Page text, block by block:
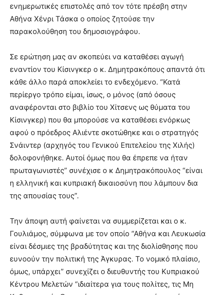
ενημερωτικές επιστολές από τον τότε πρέσβη στην
Αθήνα Χένρι Τάσκα ο οποίος ζητούσε την
παρακολούθηση του δημοσιογράφου.
Σε ερώτηση μας αν σκοπεύει να καταθέσει αγωγή
εναντίον του Κίσινγκερ ο κ. Δημητρακόπους απαντά ότι
κάθε άλλο παρά αποκλείει το ενδεχόμενο. “Κατά
περίεργο τρόπο είμαι, ίσως, ο μόνος (από όσους
αναφέρονται στο βιβλίο του Χίτσενς ως θύματα του
Κίσινγκερ) που θα μπορούσε να καταθέσει ενόρκως
αφού ο πρόεδρος Αλιέντε σκοτώθηκε και ο στρατηγός
Σνάιντερ (αρχηγός του Γενικού Επιτελείου της Χιλής)
δολοφονήθηκε. Αυτοί όμως που θα έπρεπε να ήταν
πρωταγωνιστές” συνέχισε ο κ Δημητρακόπουλος “είναι
η ελληνική και κυπριακή δικαιοσύνη που λάμπουν δια
της απουσίας τους”.
Την άποψη αυτή φαίνεται να συμμερίζεται και ο κ.
Γουλιάμος, σύμφωνα με τον οποίο “Αθήνα και Λευκωσία
είναι δέσμιες της βραδύτητας και της διολίσθησης που
ευνοούν την πολιτική της Άγκυρας. Το νομικό πλαίσιο,
όμως, υπάρχει” συνεχίζει ο διευθυντής του Κυπριακού
Κέντρου Μελετών “ιδιαίτερα για τους πολίτες, τις Μη